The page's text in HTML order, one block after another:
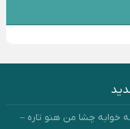
خوابه چشا من هنو تاره –